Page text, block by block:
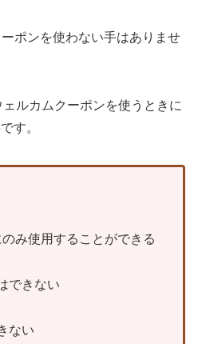
ポンを使わない手はありませ
ルカムクーポンを使うときに
す。
み使用することができる
できない
ない